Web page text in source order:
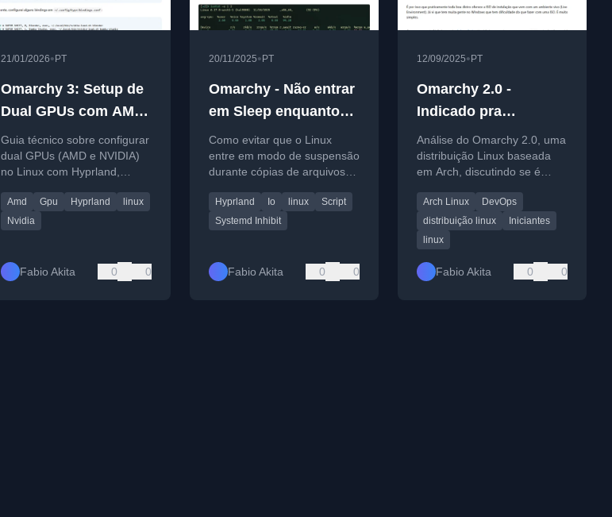
21/01/2026• PT
Omarchy 3: Setup de
Dual GPUs com AMD
e NVIDIA
Guia técnico sobre configurar
dual GPUs (AMD e NVIDIA)
no Linux com Hyprland,
problemas de compatibilidade
e definir a iGPU como
Amd Gpu Hyprland
linux
Nvidia
Fabio Akita 0 0
20/11/2025• PT
Omarchy - Não entrar
em Sleep enquanto
Copia
Como evitar que o Linux
entre em modo de suspensão
durante cópias de arquivos
monitoramento de I/O.
Hyprland Io linux
Script
Systemd Inhibit
Fabio Akita 0 0
12/09/2025• PT
Omarchy 2.0 -
Indicado pra
Iniciantes?
Análise do Omarchy 2.0, uma
distribuição Linux baseada
em Arch, discutindo se é
criticando a mentalidade de
buscar validação externa.
Arch Linux
DevOps
distribuição linux
Iniciantes
linux
Fabio Akita 0 0